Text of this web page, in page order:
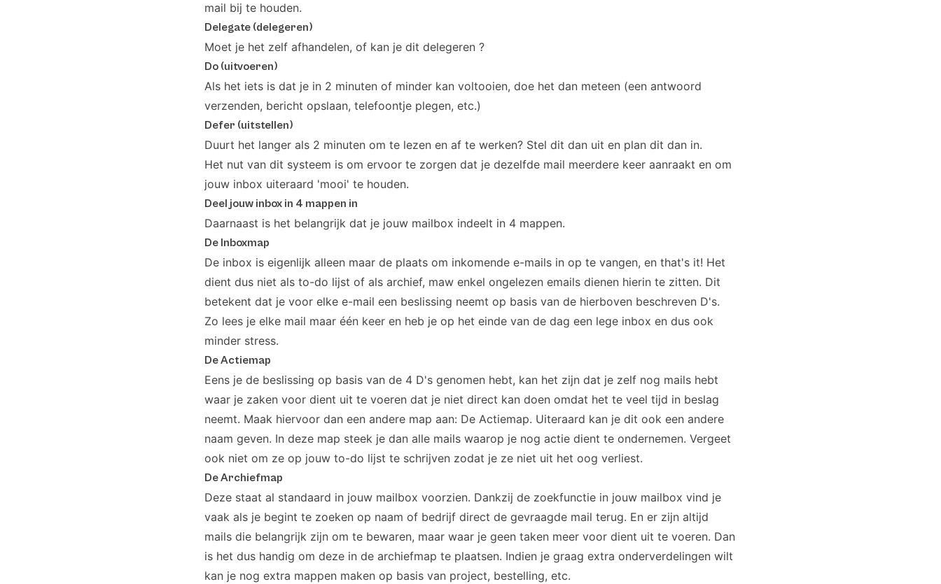
mail bij te houden.
Delegate (delegeren)
Moet je het zelf afhandelen, of kan je dit delegeren ?
Do (uitvoeren)
Als het iets is dat je in 2 minuten of minder kan voltooien, doe het dan meteen (een antwoord
verzenden, bericht opslaan, telefoontje plegen, etc.)
Defer (uitstellen)
Duurt het langer als 2 minuten om te lezen en af te werken? Stel dit dan uit en plan dit dan in.
Het nut van dit systeem is om ervoor te zorgen dat je dezelfde mail meerdere keer aanraakt en om
jouw inbox uiteraard 'mooi' te houden.
Deel jouw inbox in 4 mappen in
Daarnaast is het belangrijk dat je jouw mailbox indeelt in 4 mappen.
De Inboxmap
De inbox is eigenlijk alleen maar de plaats om inkomende e-mails in op te vangen, en that's it! Het
dient dus niet als to-do lijst of als archief, maw enkel ongelezen emails dienen hierin te zitten. Dit
betekent dat je voor elke e-mail een beslissing neemt op basis van de hierboven beschreven D's.
Zo lees je elke mail maar één keer en heb je op het einde van de dag een lege inbox en dus ook
minder stress.
De Actiemap
Eens je de beslissing op basis van de 4 D's genomen hebt, kan het zijn dat je zelf nog mails hebt
waar je zaken voor dient uit te voeren dat je niet direct kan doen omdat het te veel tijd in beslag
neemt. Maak hiervoor dan een andere map aan: De Actiemap. Uiteraard kan je dit ook een andere
naam geven. In deze map steek je dan alle mails waarop je nog actie dient te ondernemen. Vergeet
ook niet om ze op jouw to-do lijst te schrijven zodat je ze niet uit het oog verliest.
De Archiefmap
Deze staat al standaard in jouw mailbox voorzien. Dankzij de zoekfunctie in jouw mailbox vind je
vaak als je begint te zoeken op naam of bedrijf direct de gevraagde mail terug. En er zijn altijd
mails die belangrijk zijn om te bewaren, maar waar je geen taken meer voor dient uit te voeren. Dan
is het dus handig om deze in de archiefmap te plaatsen. Indien je graag extra onderverdelingen wilt
kan je nog extra mappen maken op basis van project, bestelling, etc.